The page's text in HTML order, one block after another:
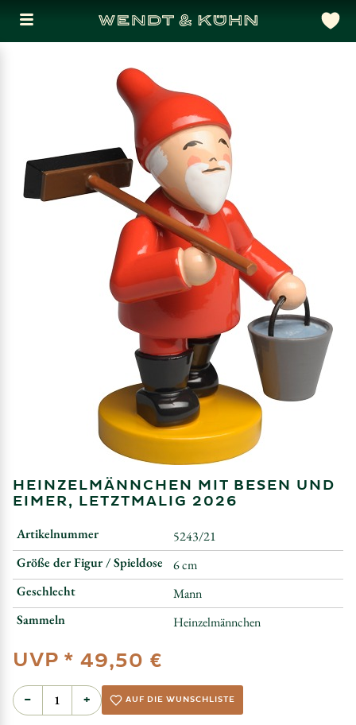
HEINZELMÄNNCHEN MIT BESEN UND
EIMER, LETZTMALIG 2026
Artikelnummer
5243/21
Größe der Figur / Spieldose
6 cm
Geschlecht
Mann
Sammeln
Heinzelmännchen
UVP * 49,50 €
− + AUF DIE WUNSCHLISTE